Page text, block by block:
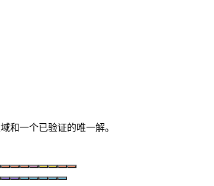
和一个已验证的唯一解。